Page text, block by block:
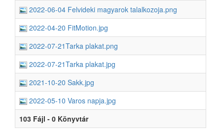
2022-06-04 Felvideki magyarok talalkozoja.png
2022-04-20 FitMotion.jpg
2022-07-21Tarka plakat.png
2022-07-21Tarka plakat.jpg
2021-10-20 Sakk.jpg
2022-05-10 Varos napja.jpg
103 Fájl - 0 Könyvtár